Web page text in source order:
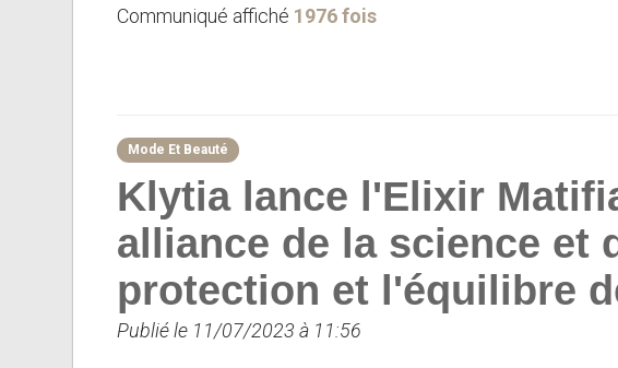
Communiqué affiché 1976 fois
Mode Et Beauté
Klytia lance l'Elixir
alliance de la science et
protection et l'équilibre
Publié le 11/07/2023 à 11:56